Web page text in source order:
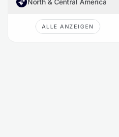
North & Central America
ALLE ANZEIGEN